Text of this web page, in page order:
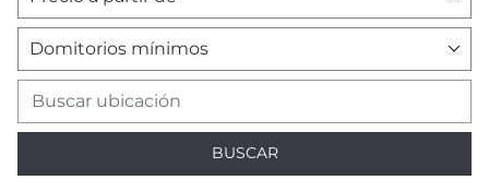
Domitorios mínimos
BUSCAR